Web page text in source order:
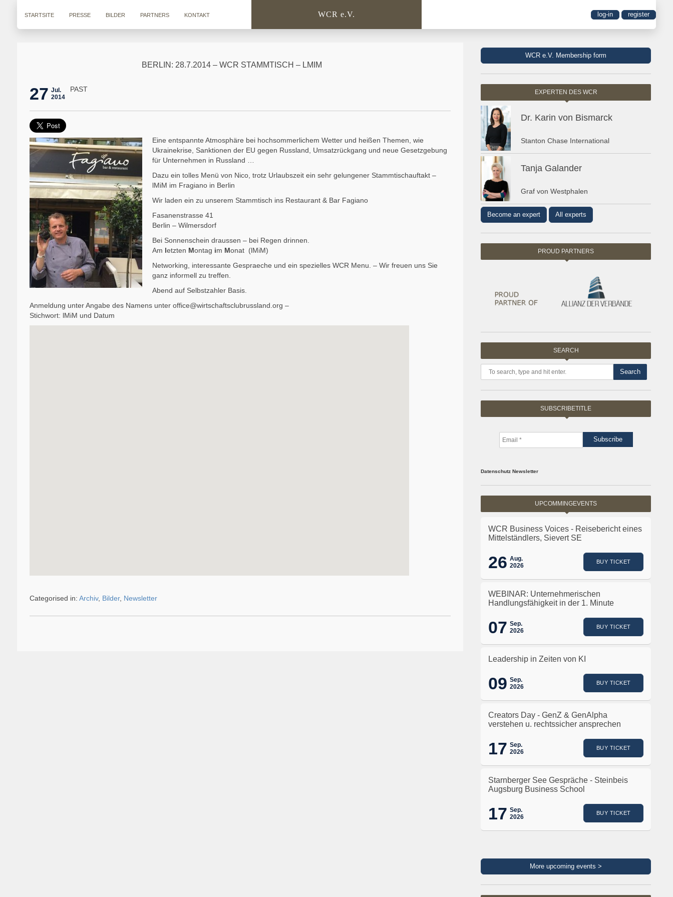
STARTSITE PRESSE BILDER PARTNERS KONTAKT WCR e.V. log-in register
BERLIN: 28.7.2014 – WCR STAMMTISCH – LMIM
27 Jul.
2014
PAST
Eine entspannte Atmosphäre bei hochsommerlichem Wetter und heißen Themen, wie
Ukrainekrise, Sanktionen der EU gegen Russland, Umsatzrückgang und neue Gesetzgebung
für Unternehmen in Russland …
Dazu ein tolles Menü von Nico, trotz Urlaubszeit ein sehr gelungener Stammtischauftakt –
lMiM im Fragiano in Berlin
Wir laden ein zu unserem Stammtisch ins Restaurant & Bar Fagiano
Fasanenstrasse 41
Berlin – Wilmersdorf
Bei Sonnenschein draussen – bei Regen drinnen.
Am letzten Montag im Monat (lMiM)
Networking, interessante Gespraeche und ein spezielles WCR Menu. – Wir freuen uns Sie
ganz informell zu treffen.
Abend auf Selbstzahler Basis.
Anmeldung unter Angabe des Namens unter office@wirtschaftsclubrussland.org –
Stichwort: lMiM und Datum
Categorised in: Archiv, Bilder, Newsletter
WCR e.V. Membership form
EXPERTEN DES WCR
Dr. Karin von Bismarck
Stanton Chase International
Tanja Galander
Graf von Westphalen
Become an expert All experts
PROUD PARTNERS
SEARCH
Search
SUBSCRIBETITLE
Datenschutz Newsletter
UPCOMMINGEVENTS
WCR Business Voices - Reisebericht eines
Mittelständlers, Sievert SE
26 Aug.
2026
BUY TICKET
WEBINAR: Unternehmerischen
Handlungsfähigkeit in der 1. Minute
07 Sep.
2026
BUY TICKET
Leadership in Zeiten von KI
09 Sep.
2026
BUY TICKET
Creators Day - GenZ & GenAlpha
verstehen u. rechtssicher ansprechen
17 Sep.
2026
BUY TICKET
Starnberger See Gespräche - Steinbeis
Augsburg Business School
17 Sep.
2026
BUY TICKET
More upcoming events >